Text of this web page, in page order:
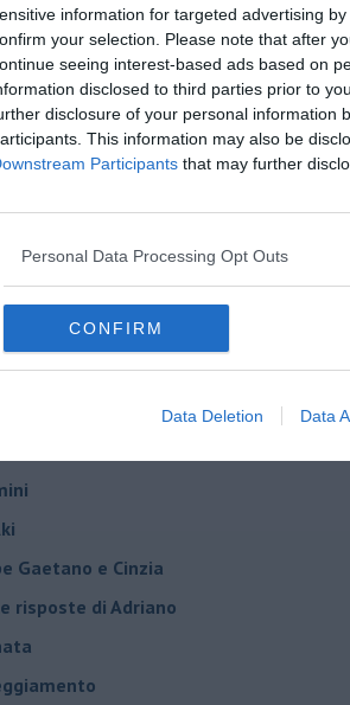
information for targeted advertising
your selection. Please note that after
seeing interest-based ads based on
disclosed to third parties prior to
disclosure of your personal information
This information may also be
Participants that may further
Personal Data Processing Opt Outs
CONFIRM
Data Deletion Data
?
donne
moderna
Gaetano e Cinzia
risposte di Adriano